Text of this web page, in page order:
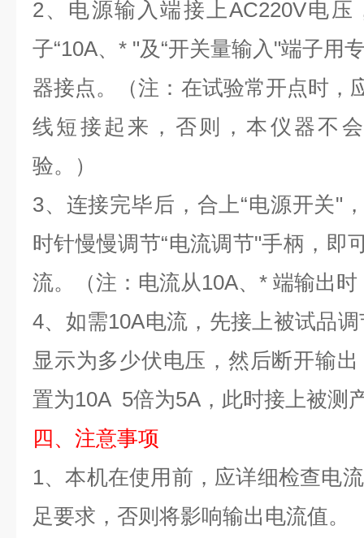
2、电源输入端接上AC220V电压
子“10A、 * "及“开关量输入"端子用
器接点。（注：在试验常开点时，
线短接起来，否则，本仪器不
验。）
3、连接完毕后，合上“电源开关"
时针慢慢调节“电流调节"手柄，即
流。（注：电流从10A、 * 端输出时
4、如需10A电流，先接上被试品
显示为多少伏电压，然后断开输
置为10A 5倍为5A ，此时接上被测
四、注意事项
1、本机在使用前，应详细检查电
足要求，否则将影响输出电流值。